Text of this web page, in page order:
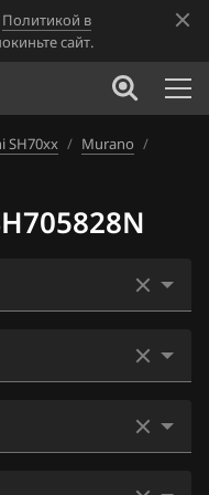
Политикой в
сайт.
SH70xx / Murano /